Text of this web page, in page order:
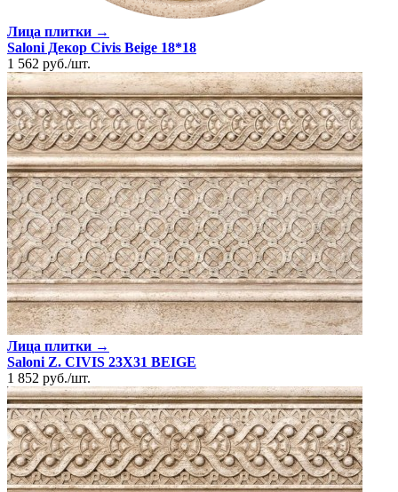
Лица плитки →
Saloni Декор Civis Beige 18*18
1 562 руб./шт.
Лица плитки →
Saloni Z. CIVIS 23X31 BEIGE
1 852 руб./шт.